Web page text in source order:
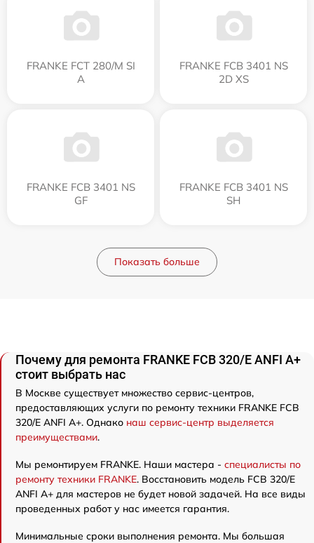
FRANKE FCT 280/M SI
A
FRANKE FCB 3401 NS
2D XS
FRANKE FCB 3401 NS
GF
FRANKE FCB 3401 NS
SH
Показать больше
Почему для ремонта FRANKE FCB 320/E ANFI A+
стоит выбрать нас
В Москве существует множество сервис-центров,
предоставляющих услуги по ремонту техники FRANKE FCB
320/E ANFI A+. Однако наш сервис-центр выделяется
преимуществами.
Мы ремонтируем FRANKE. Наши мастера - специалисты по
ремонту техники FRANKE. Восстановить модель FCB 320/E
ANFI A+ для мастеров не будет новой задачей. На все виды
проведенных работ у нас имеется гарантия.
Минимальные сроки выполнения ремонта. Мы большая